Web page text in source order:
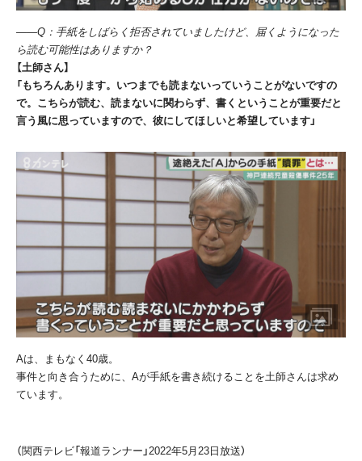
――Q：手紙をしばらく拒否されていましたけど、届くようになった
ら読む可能性はありますか？
【土師さん】
「もちろんあります。いつまでも読まないっていうことがないですの
で。こちらが読む、読まないに関わらず、書くということが重要だと
言う風に思っていますので、彼にしてほしいと希望しています」
Aは、まもなく 40歳。
事件と向き合うために、 Aが手紙を書き続けることを土師さんは求め
ています。
（関西テレビ「報道ランナー」2022年5月23日放送）